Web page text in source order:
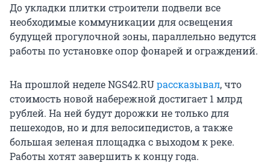
До укладки плитки строители подвели все
необходимые коммуникации для освещения
будущей прогулочной зоны, параллельно ведутся
работы по установке опор фонарей и ограждений.
На прошлой неделе NGS42.RUрассказывал, что
стоимость новой набережной достигает 1 млрд
рублей. На ней будут дорожки не только для
пешеходов, но и для велосипедистов, а также
большая зеленая площадка с выходом к реке.
Работы хотят завершить к концу года.